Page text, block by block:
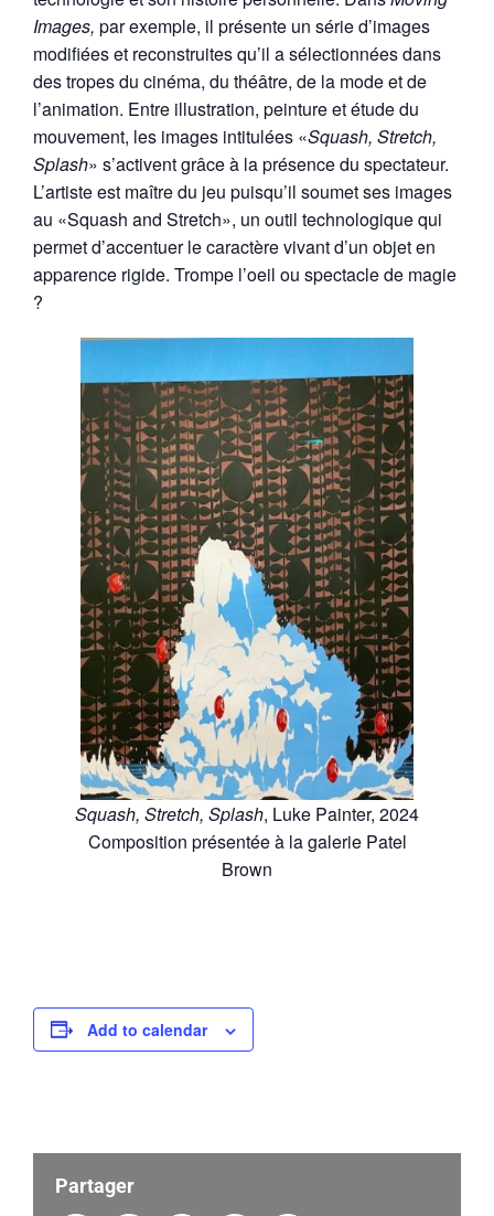
Images, par exemple, il présente un série d’images
modifiées et reconstruites qu’il a sélectionnées dans
des tropes du cinéma, du théâtre, de la mode et de
l’animation. Entre illustration, peinture et étude du
mouvement, les images intitulées «Squash, Stretch,
Splash» s’activent grâce à la présence du spectateur.
L’artiste est maître du jeu puisqu’il soumet ses images
au «Squash and Stretch», un outil technologique qui
permet d’accentuer le caractère vivant d’un objet en
apparence rigide. Trompe l’oeil ou spectacle de magie
?
Squash, Stretch, Splash, Luke Painter, 2024
Composition présentée à la galerie Patel
Brown
Add to calendar
Partager